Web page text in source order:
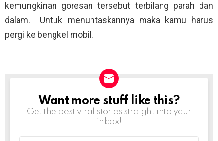
kemungkinan goresan tersebut terbilang parah dan
dalam. Untuk menuntaskannya maka kamu harus
pergi ke bengkel mobil.
NEWSLETTER
Want more stuff like this?
Get the best viral stories straight into your
inbox!